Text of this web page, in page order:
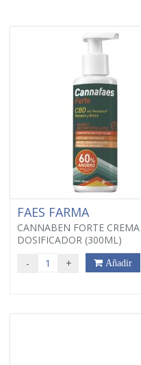
FAES FARMA
CANNABEN FORTE CREMA
DOSIFICADOR (300ML)
- + Añadir